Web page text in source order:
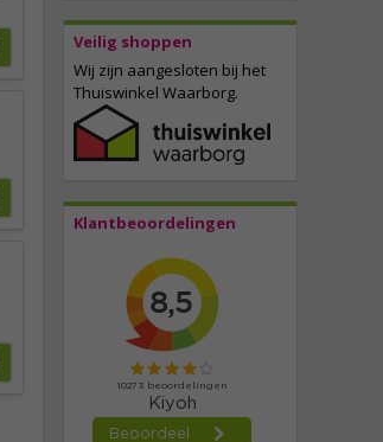
Veilig shoppen
Wij zijn aangesloten bij het
Thuiswinkel Waarborg.
Klantbeoordelingen